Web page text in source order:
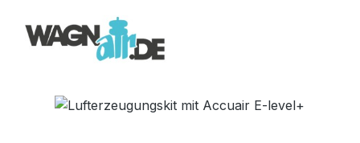
Bildergalerie überspringen